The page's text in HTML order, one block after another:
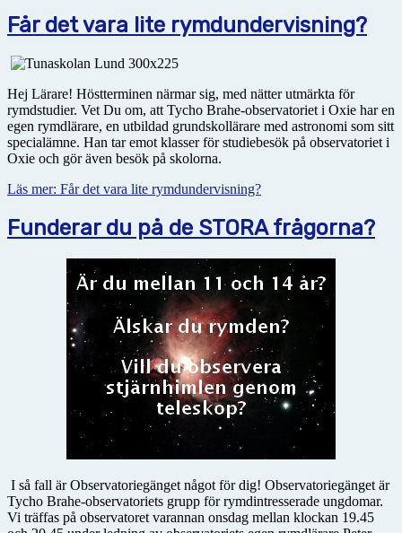
Får det vara lite rymdundervisning?
Hej Lärare! Höstterminen närmar sig, med nätter utmärkta för
rymdstudier. Vet Du om, att Tycho Brahe-observatoriet i Oxie har en
egen rymdlärare, en utbildad grundskollärare med astronomi som sitt
specialämne. Han tar emot klasser för studiebesök på observatoriet i
Oxie och gör även besök på skolorna.
Läs mer: Får det vara lite rymdundervisning?
Funderar du på de STORA frågorna?
I så fall är Observatoriegänget något för dig! Observatoriegänget är
Tycho Brahe-observatoriets grupp för rymdintresserade ungdomar.
Vi träffas på observatoret varannan onsdag mellan klockan 19.45